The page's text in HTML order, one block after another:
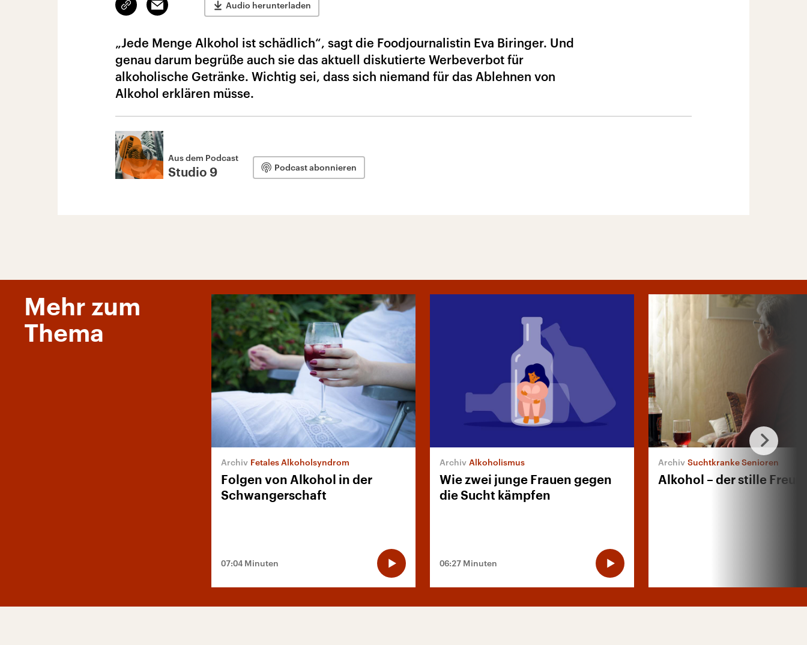
kopieren/teilen
Audio herunterladen
„Jede Menge Alkohol ist schädlich“, sagt die Foodjournalistin Eva Biringer. Und
genau darum begrüße auch sie das aktuell diskutierte Werbeverbot für
alkoholische Getränke. Wichtig sei, dass sich niemand für das Ablehnen von
Alkohol erklären müsse.
Aus dem Podcast
Studio 9 Podcast abonnieren
Mehr zum
Thema
Fetales Alkoholsyndrom
Folgen von Alkohol in der
Schwangerschaft
07:04 Minuten
Alkoholismus
Wie zwei junge Frauen gegen
die Sucht kämpfen
06:27 Minuten
Suchtkranke Senioren
Alkohol – der stille